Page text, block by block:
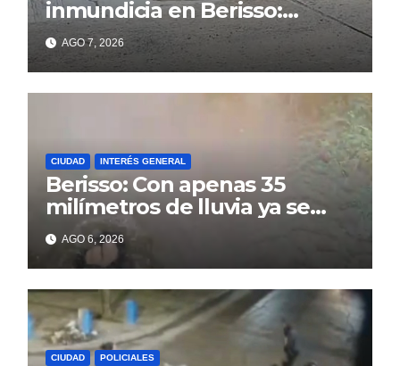
inmundicia en Berisso:
colapso de la red en la calle
14AGO 7, 2026
CIUDAD INTERÉS GENERAL
Berisso: Con apenas 35
milímetros de lluvia ya se
sienten los problemas
AGO 6, 2026
CIUDAD POLICIALES